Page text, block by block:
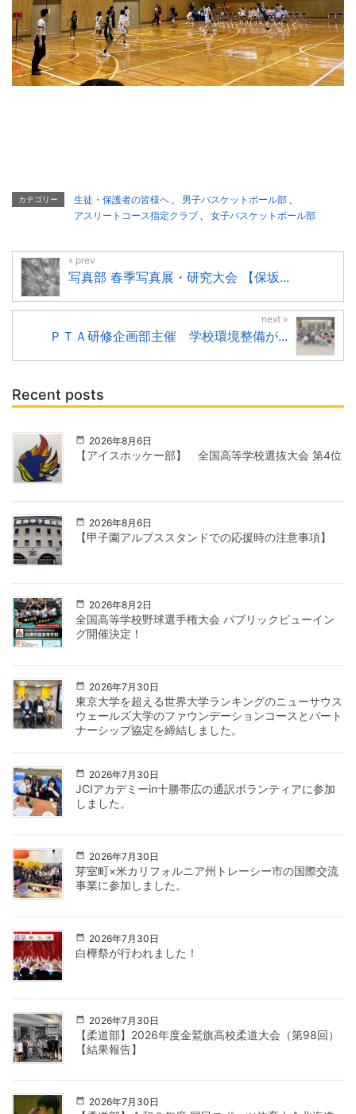
カテゴリー 生徒・保護者の皆様へ 男子バスケットボール部
アスリートコース指定クラブ
女子バスケットボール部
写真部 春季写真展・研究大会 【保坂...
ＰＴＡ研修企画部主催 学校環境整備が...
Recent posts
2026年8月6日
【アイスホッケー部】 全国高等学校選抜大会 第4位
2026年8月6日
【甲子園アルプススタンドでの応援時の注意事項】
2026年8月2日
全国高等学校野球選手権大会 パブリックビューイン
グ開催決定！
2026年7月30日
東京大学を超える世界大学ランキングのニューサウス
ウェールズ大学のファウンデーションコースとパート
ナーシップ協定を締結しました。
2026年7月30日
JCIアカデミーin十勝帯広の通訳ボランティアに参加
しました。
2026年7月30日
芽室町×米カリフォルニア州トレーシー市の国際交流
事業に参加しました。
2026年7月30日
白樺祭が行われました！
2026年7月30日
【柔道部】2026年度金鷲旗高校柔道大会（第98回）
【結果報告】
2026年7月30日